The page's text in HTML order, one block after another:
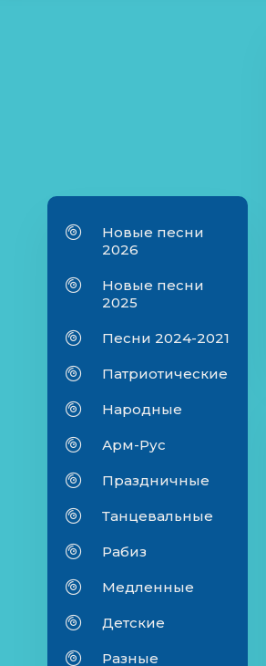
Новые песни
2026
Новые песни
2025
Песни 2024-2021
Патриотические
Народные
Арм-Рус
Праздничные
Танцевальные
Рабиз
Медленные
Детские
Разные